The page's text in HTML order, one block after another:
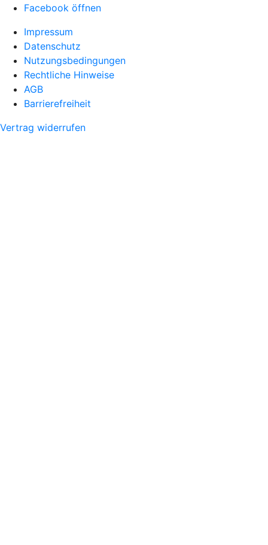
Facebook öffnen
Impressum
Datenschutz
Nutzungsbedingungen
Rechtliche Hinweise
AGB
Barrierefreiheit
Vertrag widerrufen